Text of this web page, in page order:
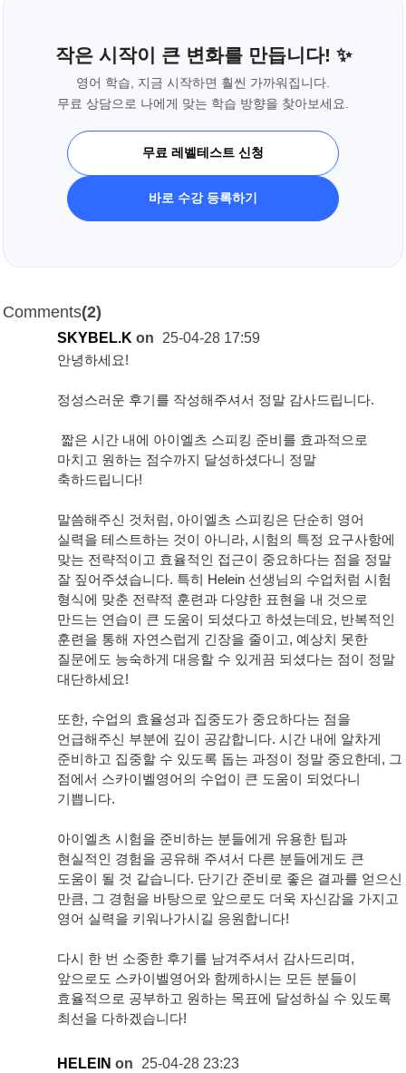
작은 시작이 큰 변화를 만듭니다! ✨
영어 학습, 지금 시작하면 훨씬 가까워집니다.
무료 상담으로 나에게 맞는 학습 방향을 찾아보세요.
무료 레벨테스트 신청
바로 수강 등록하기
Comments(2)
SKYBEL.K on
25-04-28 17:59
안녕하세요!
정성스러운 후기를 작성해주셔서 정말 감사드립니다.
짧은 시간 내에 아이엘츠 스피킹 준비를 효과적으로
마치고 원하는 점수까지 달성하셨다니 정말
축하드립니다!
말씀해주신 것처럼, 아이엘츠 스피킹은 단순히 영어
실력을 테스트하는 것이 아니라, 시험의 특정 요구사항에
맞는 전략적이고 효율적인 접근이 중요하다는 점을 정말
잘 짚어주셨습니다. 특히 Helein 선생님의 수업처럼 시험
형식에 맞춘 전략적 훈련과 다양한 표현을 내 것으로
만드는 연습이 큰 도움이 되셨다고 하셨는데요, 반복적인
훈련을 통해 자연스럽게 긴장을 줄이고, 예상치 못한
질문에도 능숙하게 대응할 수 있게끔 되셨다는 점이 정말
대단하세요!
또한, 수업의 효율성과 집중도가 중요하다는 점을
언급해주신 부분에 깊이 공감합니다. 시간 내에 알차게
준비하고 집중할 수 있도록 돕는 과정이 정말 중요한데, 그
점에서 스카이벨영어의 수업이 큰 도움이 되었다니
기쁩니다.
아이엘츠 시험을 준비하는 분들에게 유용한 팁과
현실적인 경험을 공유해 주셔서 다른 분들에게도 큰
도움이 될 것 같습니다. 단기간 준비로 좋은 결과를 얻으신
만큼, 그 경험을 바탕으로 앞으로도 더욱 자신감을 가지고
영어 실력을 키워나가시길 응원합니다!
다시 한 번 소중한 후기를 남겨주셔서 감사드리며,
앞으로도 스카이벨영어와 함께하시는 모든 분들이
효율적으로 공부하고 원하는 목표에 달성하실 수 있도록
최선을 다하겠습니다!
HELEIN on
25-04-28 23:23